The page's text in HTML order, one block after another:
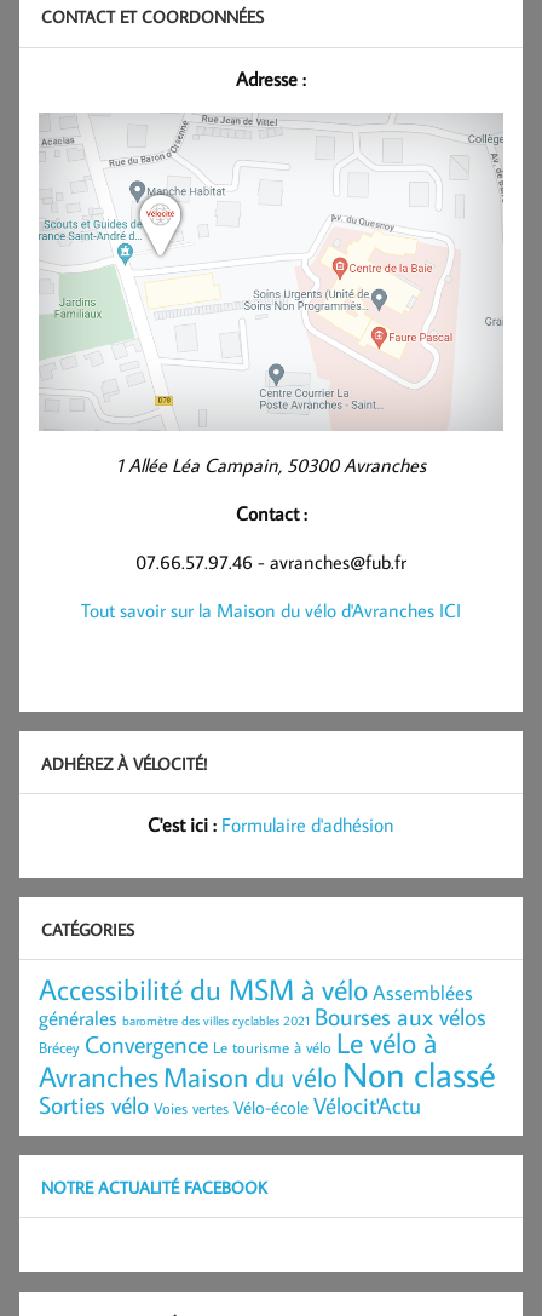
CONTACT ET COORDONNÉES
Adresse :
1 Allée Léa Campain, 50300 Avranches
Contact :
07.66.57.97.46 - avranches@fub.fr
Tout savoir sur la Maison du vélo d'Avranches ICI
ADHÉREZ À VÉLOCITÉ!
C'est ici : Formulaire d'adhésion
CATÉGORIES
Accessibilité du MSM à véloAssemblées
générales baromètre des villes cyclables 2021 Bourses aux vélos
Brécey Convergence Le tourisme à vélo Le vélo à
AvranchesMaison du vélo Non classé
Sorties vélo Voies vertes Vélo-école Vélocit'Actu
NOTRE ACTUALITÉ FACEBOOK